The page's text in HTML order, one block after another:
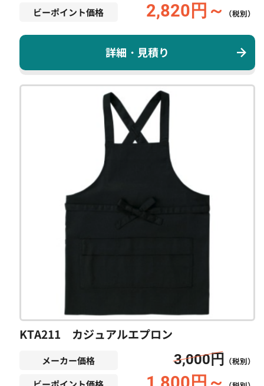
ビーポイント価格 2,820円～ （税別）
詳細・見積り
KTA211 カジュアルエプロン
メーカー価格 3,000円 （税別）